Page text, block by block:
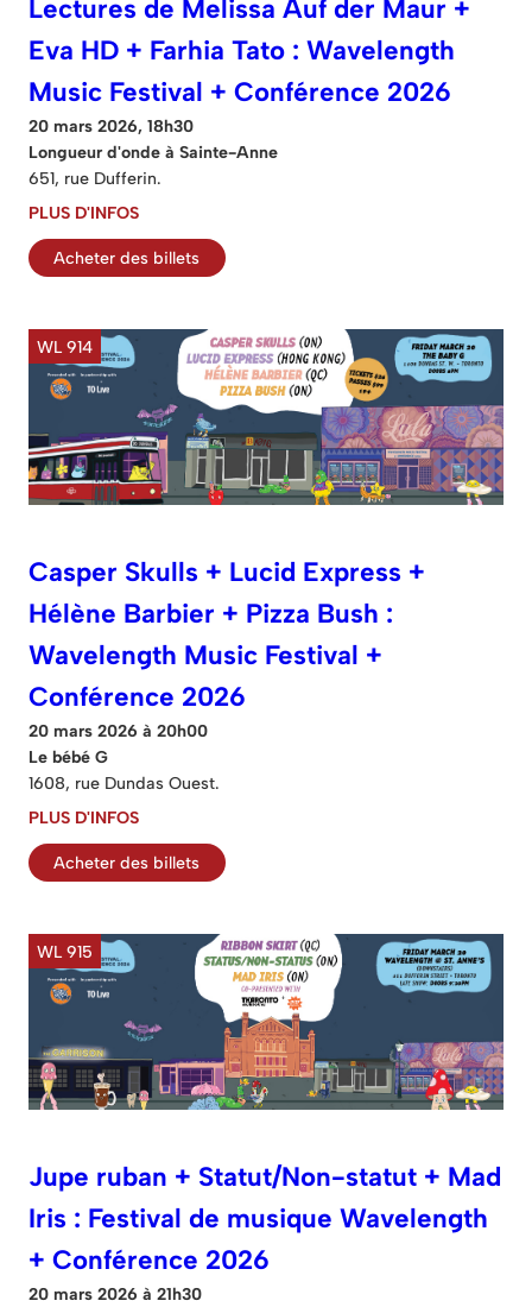
Lectures de Melissa Auf der Maur +
Eva HD + Farhia Tato : Wavelength
Music Festival + Conférence 2026
20 mars 2026, 18h30
Longueur d'onde à Sainte-Anne
651, rue Dufferin.
PLUS D'INFOS
Acheter des billets
WL 914
Casper Skulls + Lucid Express +
Hélène Barbier + Pizza Bush :
Wavelength Music Festival +
Conférence 2026
20 mars 2026 à 20h00
Le bébé G
1608, rue Dundas Ouest.
PLUS D'INFOS
Acheter des billets
WL 915
Jupe ruban + Statut/Non-statut + Mad
Iris : Festival de musique Wavelength
+ Conférence 2026
20 mars 2026 à 21h30